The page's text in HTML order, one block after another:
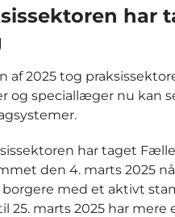
har
af 2025 tog
og speciallæger nu kan
har taget
den 4. marts 2025
med et aktivt
25. marts 2025 har